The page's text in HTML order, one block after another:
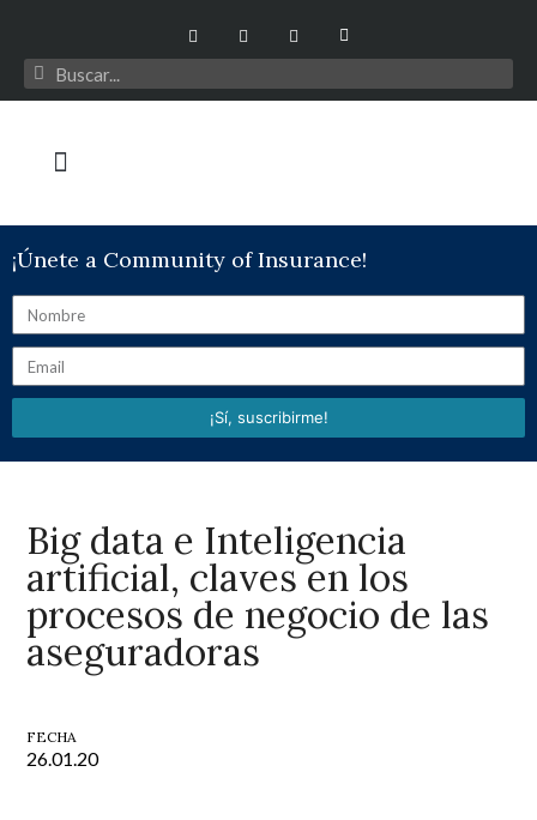
¡Únete a Community of Insurance!
¡Sí, suscribirme!
Big data e Inteligencia
artificial, claves en los
procesos de negocio de las
aseguradoras
FECHA
26.01.20